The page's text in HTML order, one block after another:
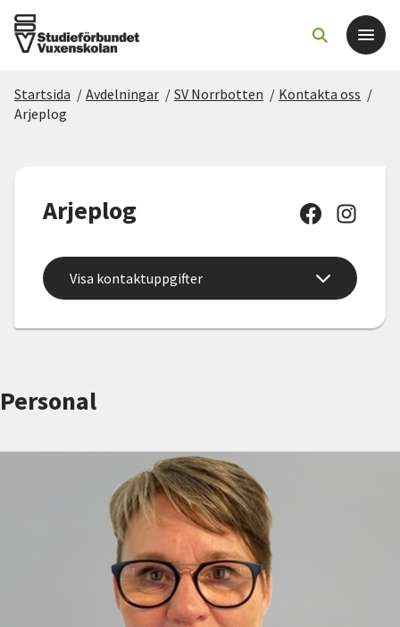
Det här gör vi
Sök kurser och evenemang
Om SV
Nyheter
Startsida / Avdelningar / SV Norrbotten / Kontakta oss /
Arjeplog
Arjeplog
Visa kontaktuppgifter
Personal